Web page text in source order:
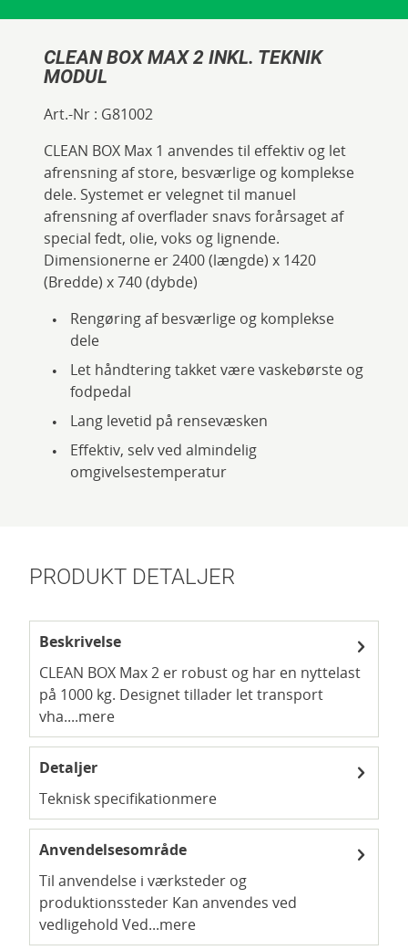
CLEAN BOX MAX 2 INKL. TEKNIK
MODUL
Art.-Nr : G81002
CLEAN BOX Max 1 anvendes til effektiv og let
afrensning af store, besværlige og komplekse
dele. Systemet er velegnet til manuel
afrensning af overflader snavs forårsaget af
special fedt, olie, voks og lignende.
Dimensionerne er 2400 (længde) x 1420
(Bredde) x 740 (dybde)
Rengøring af besværlige og komplekse
dele
Let håndtering takket være vaskebørste og
fodpedal
Lang levetid på rensevæsken
Effektiv, selv ved almindelig
omgivelsestemperatur
PRODUKT DETALJER
Beskrivelse
CLEAN BOX Max 2 er robust og har en nyttelast
på 1000 kg. Designet tillader let transport
vha....mere
Detaljer
Teknisk specifikationmere
Anvendelsesområde
Til anvendelse i værksteder og
produktionssteder Kan anvendes ved
vedligehold Ved...mere